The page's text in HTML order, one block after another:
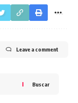
Leave a comment
Buscar